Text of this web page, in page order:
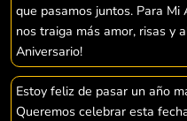
que pasamos juntos. Para Mi
nos traiga más amor, risas y
Aniversario!
Estoy feliz de pasar un año
Queremos celebrar esta